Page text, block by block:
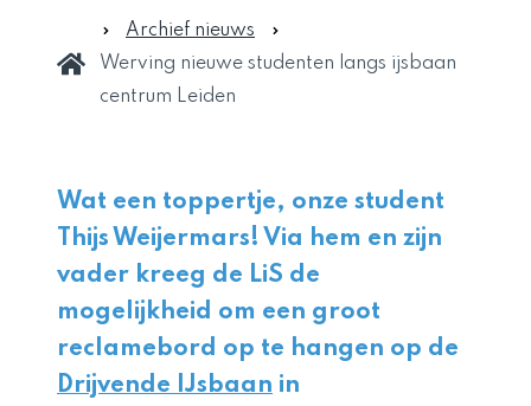
Archief nieuws
Werving nieuwe studenten langs ijsbaan
centrum Leiden
Wat een toppertje, onze student
Thijs Weijermars! Via hem en zijn
vader kreeg de LiS de
mogelijkheid om een groot
reclamebord op te hangen op de
Drijvende IJsbaan in